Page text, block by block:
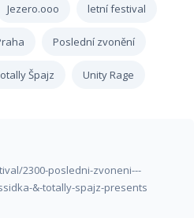
Jezero.ooo letní festival
Poslední zvonění
Špajz Unity Rage
2300-posledni-zvoneni---
&-totally-spajz-presents